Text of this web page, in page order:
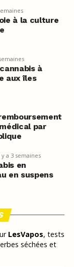
à la culture
à
aux îles
par
y a 3 semaines
en
en suspens
LesVapos, tests
séchées et